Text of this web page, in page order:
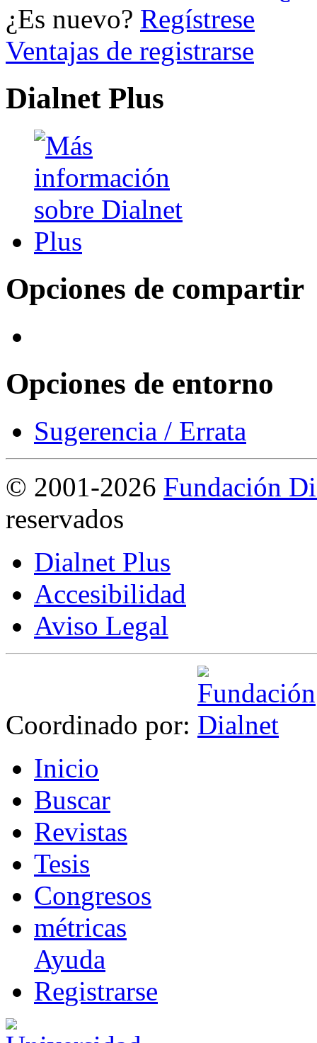
¿Es nuevo? Regístrese
Ventajas de registrarse
Dialnet Plus
Opciones de compartir
Opciones de entorno
Sugerencia / Errata
© 2001-2026 Fundación
reservados
Dialnet Plus
Accesibilidad
Aviso Legal
Coordinado por:
Inicio
Buscar
Revistas
Tesis
Congresos
métricas
Ayuda
Registrarse